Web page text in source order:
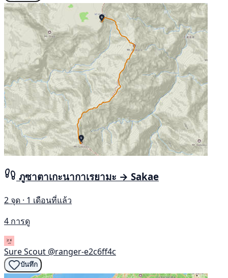
ภูซาตาเกะนากาเรยามะ → Sakae
2 จุด · 1 เดือนที่แล้ว
4 การดู
Sure Scout @ranger-e2c6ff4c
บันทึก